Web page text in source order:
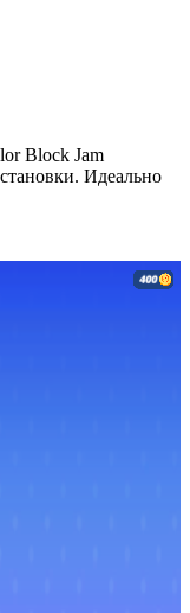
Block Jam
Идеально